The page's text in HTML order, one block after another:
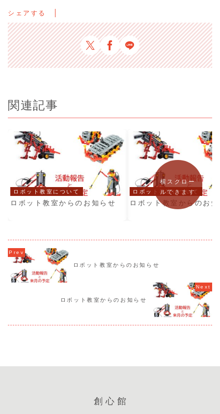
シェアする
関連記事
ロボット教室について
ロボット教室からのお知らせ
ロボット教室について
ロボット教室からのお
横スクロー
ルできます
ロボット教室からのお知らせ
ロボット教室からのお知らせ
創心館